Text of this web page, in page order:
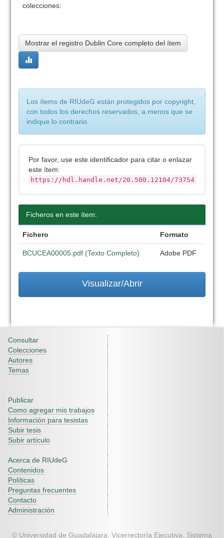
colecciones:
Mostrar el registro Dublin Core completo del ítem
Los ítems de RIUdeG están protegidos por copyright,
con todos los derechos reservados, a menos que se
indique lo contrario.
Por favor, use este identificador para citar o enlazar
este ítem:
https://hdl.handle.net/20.500.12104/73754
Ficheros en este ítem:
Fichero Formato
BCUCEA00005.pdf (Texto Completo) Adobe PDF
Visualizar/Abrir
Consultar
Colecciones
Autores
Temas
Publicar
Como agregar mis trabajos
Información para tesistas
Subir tesis
Subir artículo
Acerca de RIUdeG
Contenidos
Políticas
Preguntas frecuentes
Contacto
Administración
© Universidad de Guadalajara. Vicerrectoría Ejecutiva. Sistema